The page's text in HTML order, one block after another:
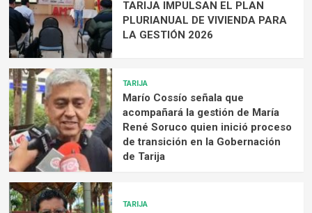
TARIJA IMPULSAN EL PLAN
PLURIANUAL DE VIVIENDA PARA
LA GESTIÓN 2026
TARIJA
Marío Cossío señala que
acompañará la gestión de María
René Soruco quien inició proceso
de transición en la Gobernación
de Tarija
TARIJA